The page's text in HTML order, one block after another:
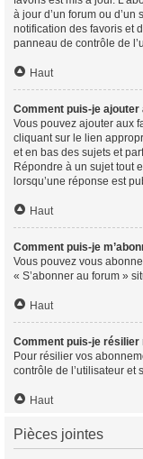
à jour d’un forum ou
notification des favoris et
panneau de contrôle de
Haut
Comment puis-je ajouter
Vous pouvez ajouter aux
cliquant sur le lien
et en bas des sujets et
Répondre à un sujet tout
lorsqu’une réponse est
Haut
Comment puis-je
Vous pouvez vous
« S’abonner au forum »
Haut
Comment puis-je résilier
Pour résilier vos
contrôle de l’utilisateur et
Haut
Pièces jointes